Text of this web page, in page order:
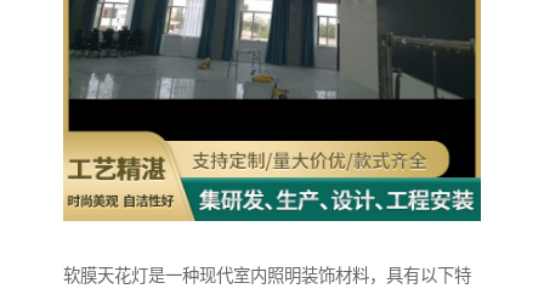
软膜天花灯是一种现代室内照明装饰材料，具有以下特